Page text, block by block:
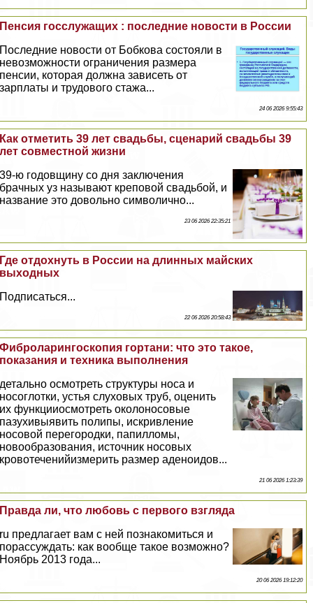
Пенсия госслужащих : последние новости в России
Последние новости от Бобкова состояли в
невозможности ограничения размера
пенсии, которая должна зависеть от
зарплаты и трудового стажа...
24 06 2026 9:55:43
Как отметить 39 лет свадьбы, сценарий свадьбы 39
лет совместной жизни
39-ю годовщину со дня заключения
брачных уз называют креповой свадьбой, и
название это довольно символично...
23 06 2026 22:35:21
Где отдохнуть в России на длинных майских
выходных
Подписаться...
22 06 2026 20:58:43
Фиброларингоскопия гортани: что это такое,
показания и техника выполнения
детально осмотреть структуры носа и
носоглотки, устья слуховых труб, оценить
их функцииосмотреть околоносовые
пазухивыявить полипы, искривление
носовой перегородки, папилломы,
новообразования, источник носовых
кровотеченийизмерить размер аденоидов...
21 06 2026 1:23:39
Правда ли, что любовь с первого взгляда
ru предлагает вам с ней познакомиться и
порассуждать: как вообще такое возможно?
Ноябрь 2013 года...
20 06 2026 19:12:20